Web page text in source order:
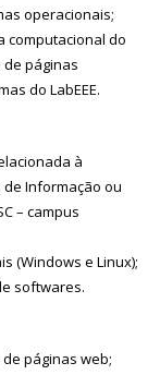
operacionais;
computacional do
páginas
do LabEEE.
à
de Informação ou
– campus
(Windows e Linux);
softwares.
de páginas web;